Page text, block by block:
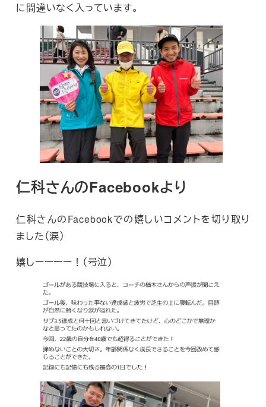
に間違いなく入っています。
仁科さんのFacebookより
仁科さんのFacebookでの嬉しいコメントを切り取り
ました（涙）
嬉しーーーー！（号泣）